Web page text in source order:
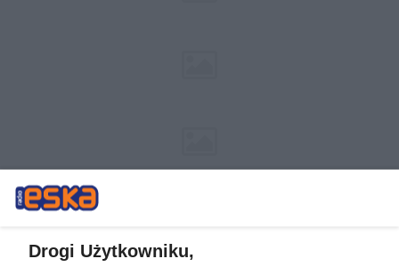
Drogi Użytkowniku,